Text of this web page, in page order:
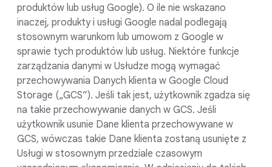
produktów lub usług Google). O ile nie wskazano
inaczej, produkty i usługi Google nadal podlegają
stosownym warunkom lub umowom z Google w
sprawie tych produktów lub usług. Niektóre funkcje
zarządzania danymi w Usłudze mogą wymagać
przechowywania Danych klienta w Google Cloud
Storage („GCS”). Jeśli tak jest, użytkownik zgadza się
na takie przechowywanie danych w GCS. Jeśli
użytkownik usunie Dane klienta przechowywane w
GCS, wówczas takie Dane klienta zostaną usunięte z
Usługi w stosownym przedziale czasowym